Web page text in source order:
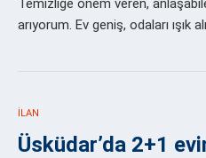
Temizliğe önem veren,
arıyorum. Ev geniş, odaları ışık
İLAN
Üsküdar’da 2+1